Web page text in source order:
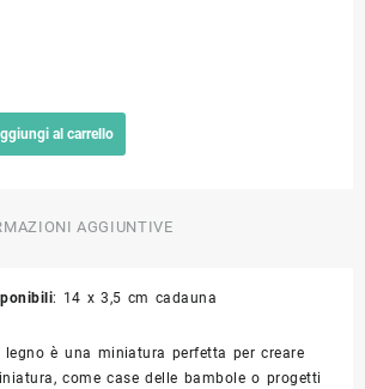
al carrello
AGGIUNTIVE
: 14 x 3,5 cm cadauna
legno è una miniatura perfetta per creare
come case delle bambole o progetti